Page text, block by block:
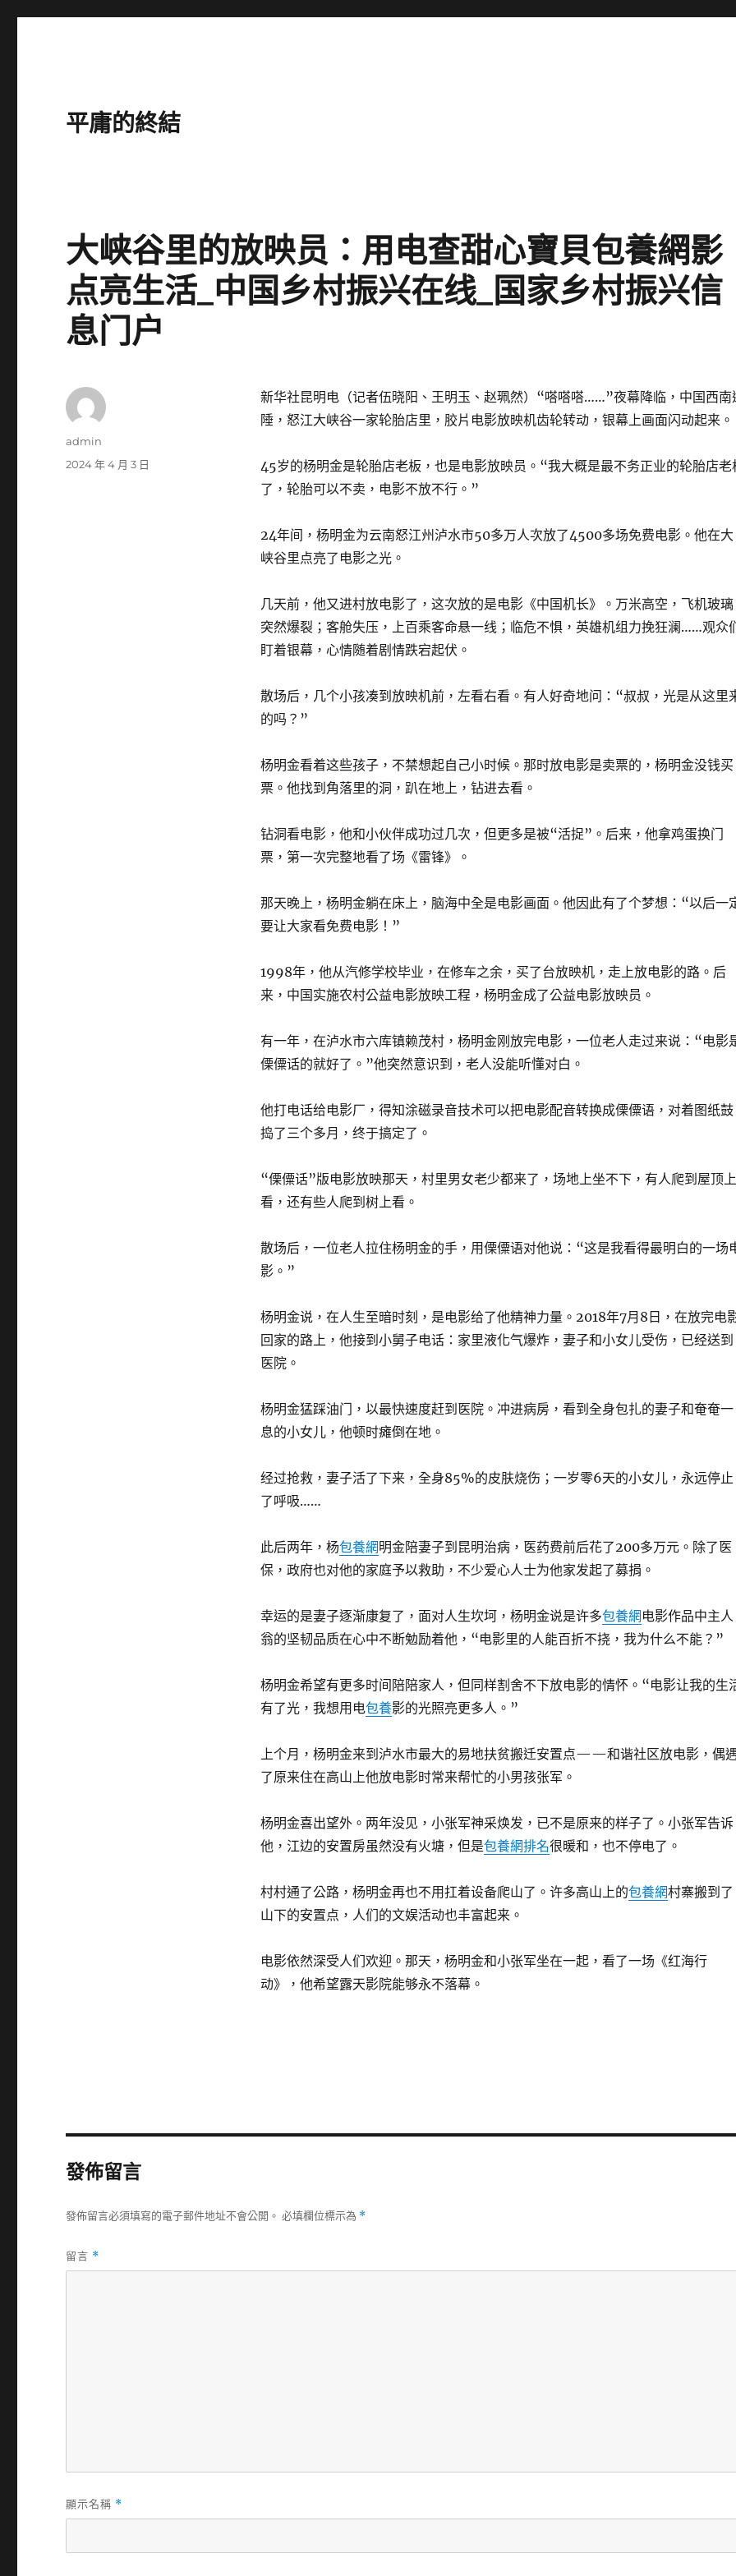
平庸的終結
大峡谷里的放映员：用电查甜心寶貝包養網影
点亮生活_中国乡村振兴在线_国家乡村振兴信
息门户
新华社昆明电（记者伍晓阳、王明玉、赵珮然）“嗒嗒嗒……”夜幕降临，中国西南
陲，怒江大峡谷一家轮胎店里，胶片电影放映机齿轮转动，银幕上画面闪动起来。
45岁的杨明金是轮胎店老板，也是电影放映员。“我大概是最不务正业的轮胎店老
了，轮胎可以不卖，电影不放不行。”
24年间，杨明金为云南怒江州泸水市50多万人次放了4500多场免费电影。他在大
峡谷里点亮了电影之光。
几天前，他又进村放电影了，这次放的是电影《中国机长》。万米高空，飞机玻璃
突然爆裂；客舱失压，上百乘客命悬一线；临危不惧，英雄机组力挽狂澜……观众
盯着银幕，心情随着剧情跌宕起伏。
散场后，几个小孩凑到放映机前，左看右看。有人好奇地问：“叔叔，光是从这里
的吗？”
杨明金看着这些孩子，不禁想起自己小时候。那时放电影是卖票的，杨明金没钱买
票。他找到角落里的洞，趴在地上，钻进去看。
钻洞看电影，他和小伙伴成功过几次，但更多是被“活捉”。后来，他拿鸡蛋换门
票，第一次完整地看了场《雷锋》。
那天晚上，杨明金躺在床上，脑海中全是电影画面。他因此有了个梦想：“以后一
要让大家看免费电影！”
1998年，他从汽修学校毕业，在修车之余，买了台放映机，走上放电影的路。后
来，中国实施农村公益电影放映工程，杨明金成了公益电影放映员。
有一年，在泸水市六库镇赖茂村，杨明金刚放完电影，一位老人走过来说：“电影
傈僳话的就好了。”他突然意识到，老人没能听懂对白。
他打电话给电影厂，得知涂磁录音技术可以把电影配音转换成傈僳语，对着图纸鼓
捣了三个多月，终于搞定了。
“傈僳话”版电影放映那天，村里男女老少都来了，场地上坐不下，有人爬到屋顶上
看，还有些人爬到树上看。
散场后，一位老人拉住杨明金的手，用傈僳语对他说：“这是我看得最明白的一场
影。”
杨明金说，在人生至暗时刻，是电影给了他精神力量。2018年7月8日，在放完电
回家的路上，他接到小舅子电话：家里液化气爆炸，妻子和小女儿受伤，已经送到
医院。
杨明金猛踩油门，以最快速度赶到医院。冲进病房，看到全身包扎的妻子和奄奄一
息的小女儿，他顿时瘫倒在地。
经过抢救，妻子活了下来，全身85%的皮肤烧伤；一岁零6天的小女儿，永远停止
了呼吸……
此后两年，杨包養網明金陪妻子到昆明治病，医药费前后花了200多万元。除了医
保，政府也对他的家庭予以救助，不少爱心人士为他家发起了募捐。
幸运的是妻子逐渐康复了，面对人生坎坷，杨明金说是许多包養網 电影作品中主人
翁的坚韧品质在心中不断勉励着他，“电影里的人能百折不挠，我为什么不能？”
杨明金希望有更多时间陪陪家人，但同样割舍不下放电影的情怀。“电影让我的生
有了光，我想用电包養影的光照亮更多人。”
上个月，杨明金来到泸水市最大的易地扶贫搬迁安置点——和谐社区放电影，偶
了原来住在高山上他放电影时常来帮忙的小男孩张军。
杨明金喜出望外。两年没见，小张军神采焕发，已不是原来的样子了。小张军告诉
他，江边的安置房虽然没有火塘，但是包養網排名很暖和，也不停电了。
村村通了公路，杨明金再也不用扛着设备爬山了。许多高山上的包養網村寨搬到了
山下的安置点，人们的文娱活动也丰富起来。
电影依然深受人们欢迎。那天，杨明金和小张军坐在一起，看了一场《红海行
动》，他希望露天影院能够永不落幕。
作
admin
發
2024 年 4 月 3 日
發佈留言
發佈留言必須填寫的電子郵件地址不會公開。 必填欄位標示為 *
留言 *
顯示名稱 *